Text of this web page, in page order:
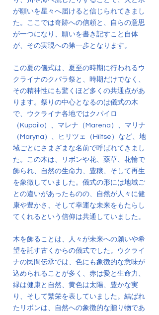
が願いを星々へ届けると信じられてきまし
た。ここでは奇跡への信頼と、自らの意思
が一つになり、願いを書き記すこと自体
が、その実現への第一歩となります。
この夏の儀式は、夏至の時期に行われるウ
クライナのクパラ祭と、時期だけでなく、
その精神性にも驚くほど多くの共通点があ
ります。祭りの中心となるのは儀式の木
で、ウクライナ各地ではクパイロ
（Kupailo）、マレナ（Marena）、マリナ
（Maryna）、ヒリツェ（Hiltse）など、地
域ごとにさまざまな名前で呼ばれてきまし
た。この木は、リボンや花、薬草、花輪で
飾られ、自然の生命力、豊穣、そして再生
を象徴していました。儀式の形には地域ご
との違いがあったものの、自然が人々に健
康や豊かさ、そして幸運な未来をもたらし
てくれるという信仰は共通していました。
木を飾ることは、人々が未来への願いや希
望を託す古くからの儀式でした。ウクライ
ナの民間伝承では、色にも象徴的な意味が
込められることが多く、赤は愛と生命力、
緑は健康と自然、黄色は太陽、豊かな実
り、そして繁栄を表していました。結ばれ
たリボンは、自然への象徴的な贈り物であ